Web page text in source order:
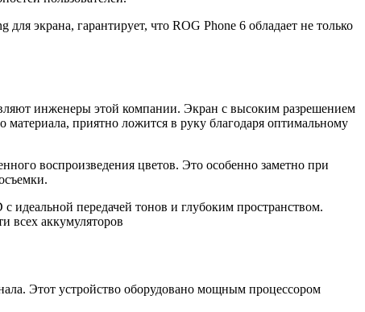
экрана, гарантирует, что ROG Phone 6 обладает не только
инженеры этой компании. Экран с высоким разрешением
приятно ложится в руку благодаря оптимальному
воспроизведения цветов. Это особенно заметно при
передачей тонов и глубоким пространством.
всех аккумуляторов
Этот устройство оборудовано мощным процессором